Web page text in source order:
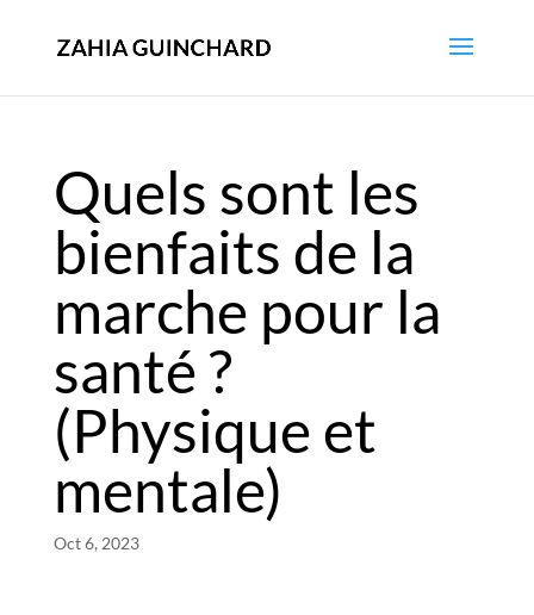
Quels sont les
bienfaits de la
marche pour la
santé ?
(Physique et
mentale)
Oct 6, 2023